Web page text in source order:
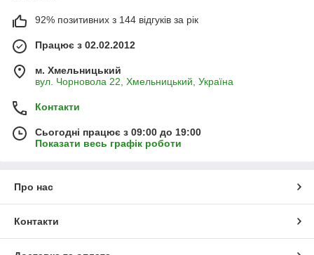
92% позитивних з 144 відгуків за рік
Працює з 02.02.2012
м. Хмельницький
вул. Чорновола 22, Хмельницький, Україна
Контакти
Сьогодні працює з 09:00 до 19:00
Показати весь графік роботи
Про нас
Контакти